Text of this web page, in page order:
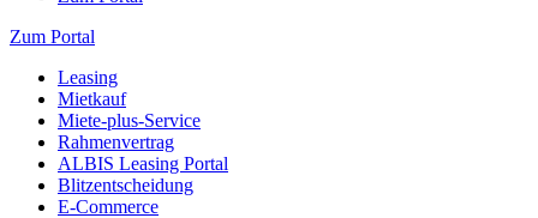
Zum Portal
Leasing
Mietkauf
Miete-plus-Service
Rahmenvertrag
ALBIS Leasing Portal
Blitzentscheidung
E-Commerce